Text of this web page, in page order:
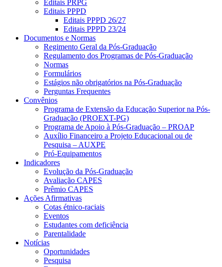
Editais PRPG
Editais PPPD
Editais PPPD 26/27
Editais PPPD 23/24
Documentos e Normas
Regimento Geral da Pós-Graduação
Regulamento dos Programas de Pós-Graduação
Normas
Formulários
Estágios não obrigatórios na Pós-Graduação
Perguntas Frequentes
Convênios
Programa de Extensão da Educação Superior na Pós-
Graduação (PROEXT-PG)
Programa de Apoio à Pós-Graduação – PROAP
Auxílio Financeiro a Projeto Educacional ou de
Pesquisa – AUXPE
Pró-Equipamentos
Indicadores
Evolução da Pós-Graduação
Avaliação CAPES
Prêmio CAPES
Ações Afirmativas
Cotas étnico-raciais
Eventos
Estudantes com deficiência
Parentalidade
Notícias
Oportunidades
Pesquisa